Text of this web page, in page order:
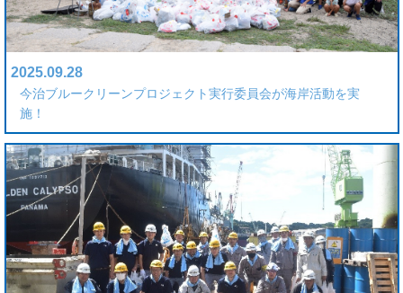
2025.09.28
今治ブルークリーンプロジェクト実行委員会が海岸活動を実
施！